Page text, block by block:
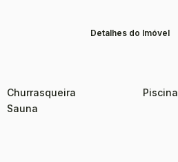
Detalhes do Imóvel
Churrasqueira Piscina
Sauna